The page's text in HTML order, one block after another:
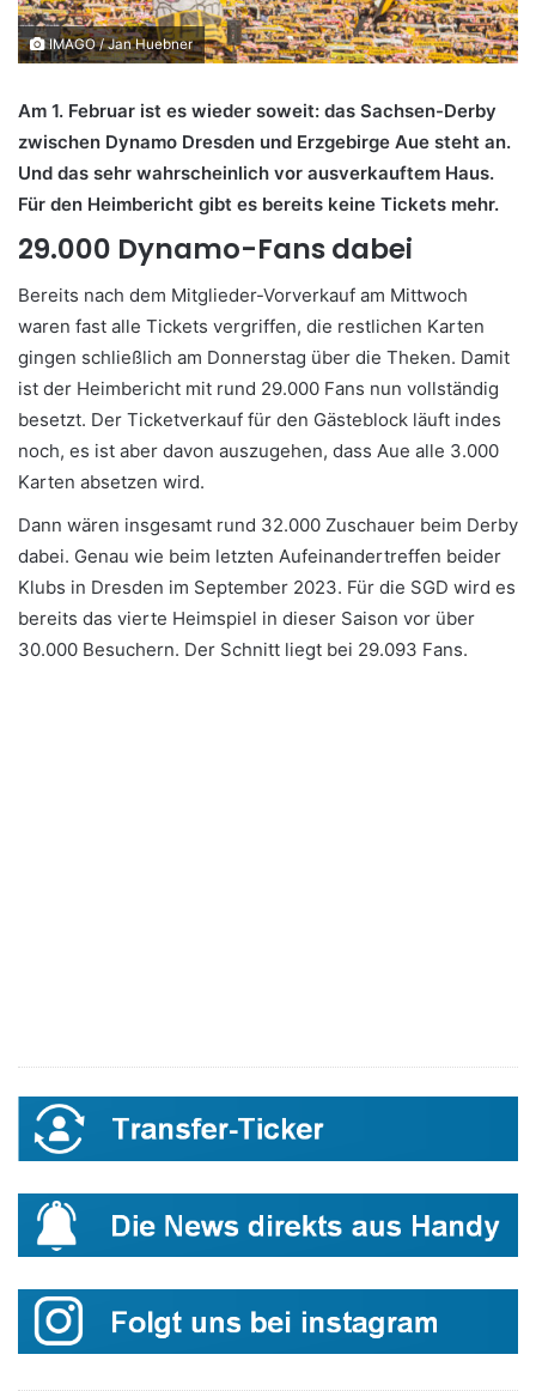
IMAGO / Jan Huebner
Am 1. Februar ist es wieder soweit: das Sachsen-Derby
zwischen Dynamo Dresden und Erzgebirge Aue steht an.
Und das sehr wahrscheinlich vor ausverkauftem Haus.
Für den Heimbericht gibt es bereits keine Tickets mehr.
29.000 Dynamo-Fans dabei
Bereits nach dem Mitglieder-Vorverkauf am Mittwoch
waren fast alle Tickets vergriffen, die restlichen Karten
gingen schließlich am Donnerstag über die Theken. Damit
ist der Heimbericht mit rund 29.000 Fans nun vollständig
besetzt. Der Ticketverkauf für den Gästeblock läuft indes
noch, es ist aber davon auszugehen, dass Aue alle 3.000
Karten absetzen wird.
Dann wären insgesamt rund 32.000 Zuschauer beim Derby
dabei. Genau wie beim letzten Aufeinandertreffen beider
Klubs in Dresden im September 2023. Für die SGD wird es
bereits das vierte Heimspiel in dieser Saison vor über
30.000 Besuchern. Der Schnitt liegt bei 29.093 Fans.